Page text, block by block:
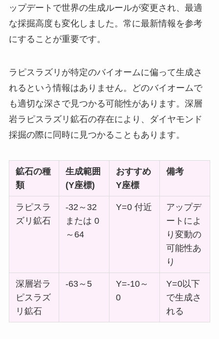
ップデートで世界の生成ルールが変更され、最適
な採掘高度も変化しました。常に最新情報を参考
にすることが重要です。
ラピスラズリが特定のバイオームに偏って生成さ
れるという情報はありません。どのバイオームで
も適切な深さで見つかる可能性があります。深層
岩ラピスラズリ鉱石の存在により、ダイヤモンド
採掘の際に同時に見つかることもあります。
鉱石の種
類
生成範囲
(Y座標)
おすすめ
Y座標
備考
ラピスラ
ズリ鉱石
-32～32
または 0
～64
Y=0 付近
アップデ
ートによ
り変動の
可能性あ
り
深層岩ラ
ピスラズ
リ鉱石
-63～5
Y=-10～
0
Y=0以下
で生成さ
れる